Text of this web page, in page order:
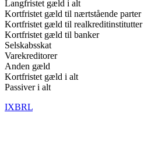
Langfristet gæld i alt
Kortfristet gæld til nærtstående parter
Kortfristet gæld til realkreditinstitutter
Kortfristet gæld til banker
Selskabsskat
Varekreditorer
Anden gæld
Kortfristet gæld i alt
Passiver i alt
IXBRL